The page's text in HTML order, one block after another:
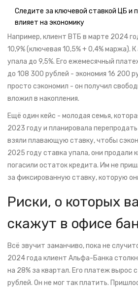
Следите за ключевой ставкой ЦБ и
влияет на экономику
Например, клиент ВТБ в марте 2024
10,9% (ключевая 10,5% + 0,4% маржа).
упала до 9,5%. Его ежемесячный
до 108 300 рублей - экономия 16 200
просто сэкономил - он получил
вложил в накопления.
Ещё один кейс - молодая семья,
2023 году и планировала
взяли плавающую ставку, чтобы
2025 году ставка упала, они продали
погасили остаток кредита. Им не
за фиксированную ставку, которую
Риски, о которых
скажут в офисе
Всё звучит заманчиво, пока не
2024 года клиент Альфа-Банка
на 28% за квартал. Его платеж вырос
рублей. Он не мог так платить.